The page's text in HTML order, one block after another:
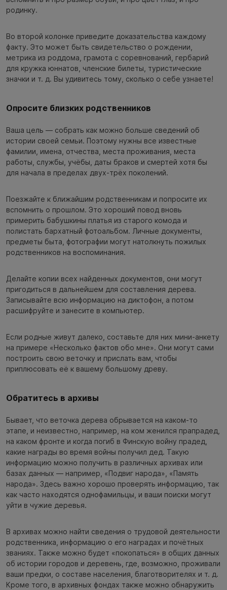
родинку.
Во второй колонке приведите доказательства каждому
факту. Это может быть свидетельство о рождении,
метрика из роддома, грамота с соревнований, гербарий
для кружка юннатов, членские билеты, туристические
значки и т. д. Вы удивитесь тому, сколько о себе узнаете!
Опросите близких родственников
Ваша цель — собрать как можно больше сведений об
истории своей семьи. Поэтому нужны все известные
фамилии, имена, отчества, места проживания, места
работы, службы, учёбы, даты браков и смертей хотя бы
для начала в пределах двух-трёх поколений.
Поезжайте к ближайшим родственникам и попросите их
вспомнить о прошлом. Это хороший повод вновь
примерить бабушкины платья из старого комода и
полистать бархатный фотоальбом. Личные документы,
предметы быта, фотографии могут натолкнуть пожилых
родственников на воспоминания.
Делайте копии всех найденных документов, они могут
пригодиться в дальнейшем для составления дерева.
Записывайте всю информацию на диктофон, а потом
расшифруйте и занесите в компьютер.
Если родные живут далеко, составьте для них мини-анкету
на примере «Несколько фактов обо мне». Они могут сами
построить свою веточку и прислать вам, чтобы
приплюсовать её к вашему большому древу.
Обратитесь в архивы
Бывает, что веточка дерева обрывается на каком-то
этапе, и неизвестно, например, на ком женился прапрадед,
на каком фронте и когда погиб в Финскую войну прадед,
какие награды во время войны получил дед. Такую
информацию можно получить в различных архивах или
базах данных — например, «Подвиг народа», «Память
народа». Здесь важно хорошо проверять информацию, так
как часто находятся однофамильцы, и ваши поиски могут
уйти в чужие деревья.
В архивах можно найти сведения о трудовой деятельности
родственника, информацию о его наградах и почётных
званиях. Также можно будет «покопаться» в общих данных
об истории городов и деревень, где, возможно, проживали
ваши предки, о составе населения, благотворителях и т. д.
Кроме того, в архивных фондах также можно обнаружить